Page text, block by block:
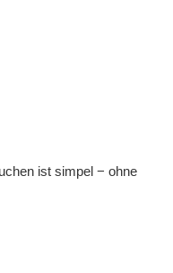
ist simpel − ohne